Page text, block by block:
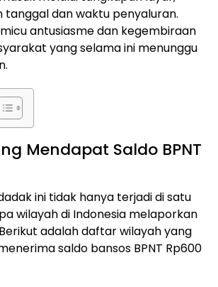
tanggal dan waktu penyaluran.
antusiasme dan kegembiraan
yang selama ini menunggu
Mendapat Saldo BPNT
ini tidak hanya terjadi di satu
wilayah di Indonesia melaporkan
adalah daftar wilayah yang
saldo bansos BPNT Rp600